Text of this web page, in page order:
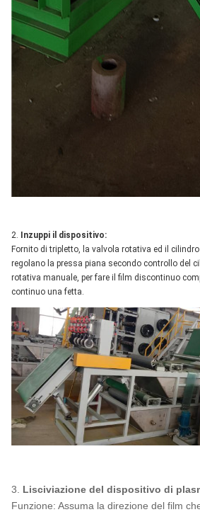
2. Inzuppi il dispositivo:
Fornito di tripletto, la valvola rotativa ed il
regolano la pressa piana secondo controllo del
rotativa manuale, per fare il film discontinuo
continuo una fetta.
3. Lisciviazione del dispositivo di
Funzione: Assuma la direzione del film